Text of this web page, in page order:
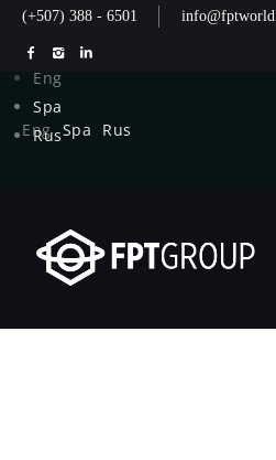
(+507) 388 - 6501
Eng Spa Rus
Eng
Spa
Rus